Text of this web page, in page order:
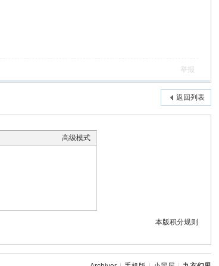
举报
返回列表
高级模式
本版积分规则